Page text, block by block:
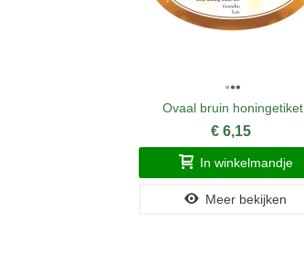
Ovaal bruin honingetiket
€ 6,15
In winkelmandje
Meer bekijken